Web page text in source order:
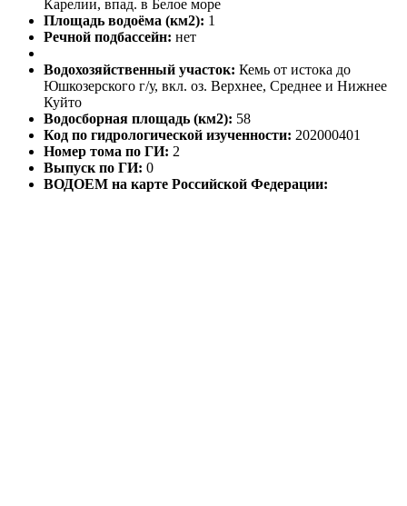
Карелии, впад. в Белое море
Площадь водоёма (км2): 1
Речной подбассейн: нет
Водохозяйственный участок: Кемь от истока до
Юшкозерского г/у, вкл. оз. Верхнее, Среднее и Нижнее
Куйто
Водосборная площадь (км2): 58
Код по гидрологической изученности: 202000401
Номер тома по ГИ: 2
Выпуск по ГИ: 0
ВОДОЕМ на карте Российской Федерации: